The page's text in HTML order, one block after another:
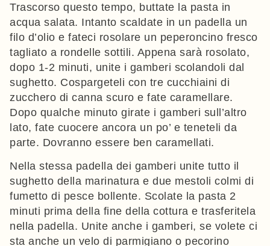
Trascorso questo tempo, buttate la pasta in
acqua salata. Intanto scaldate in un padella un
filo d’olio e fateci rosolare un peperoncino fresco
tagliato a rondelle sottili. Appena sarà rosolato,
dopo 1-2 minuti, unite i gamberi scolandoli dal
sughetto. Cospargeteli con tre cucchiaini di
zucchero di canna scuro e fate caramellare.
Dopo qualche minuto girate i gamberi sull’altro
lato, fate cuocere ancora un po’ e teneteli da
parte. Dovranno essere ben caramellati.
Nella stessa padella dei gamberi unite tutto il
sughetto della marinatura e due mestoli colmi di
fumetto di pesce bollente. Scolate la pasta 2
minuti prima della fine della cottura e trasferitela
nella padella. Unite anche i gamberi, se volete ci
sta anche un velo di parmigiano o pecorino